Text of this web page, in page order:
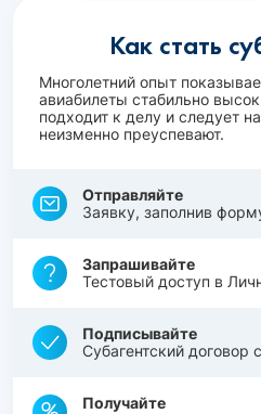
Как стать
Многолетний опыт
авиабилеты стабильно
подходит к делу и следует
неизменно преуспевают.
Отправляйте
Заявку, заполнив
Запрашивайте
Тестовый доступ в
Подписывайте
Субагентский договор
Получайте